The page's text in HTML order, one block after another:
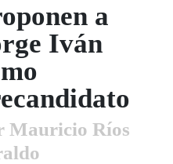
a
Iván
Mauricio Ríos